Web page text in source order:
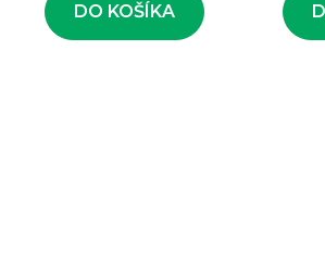
DO KOŠÍKA